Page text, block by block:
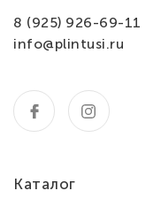
8 (925) 926-69-11
info@plintusi.ru
Каталог